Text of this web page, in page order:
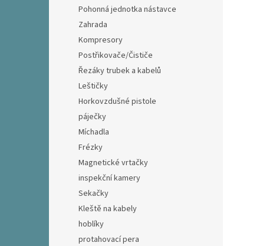
Pohonná jednotka nástavce
Zahrada
Kompresory
Postřikovače/Čističe
Řezáky trubek a kabelů
Leštičky
Horkovzdušné pistole
páječky
Míchadla
Frézky
Magnetické vrtačky
inspekční kamery
Sekačky
Kleště na kabely
hoblíky
protahovací pera